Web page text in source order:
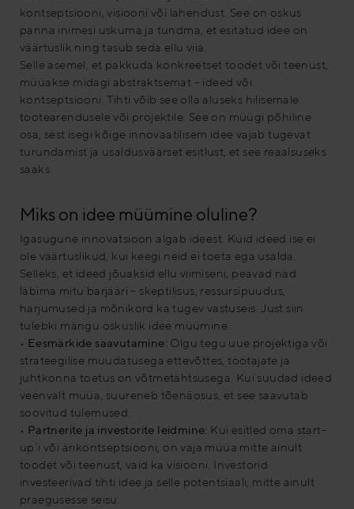
kontseptsiooni, visiooni või lahendust. See on oskus
panna inimesi uskuma ja tundma, et esitatud idee on
väärtuslik ning tasub seda ellu viia.
Selle asemel, et pakkuda konkreetset toodet või teenust,
müüakse midagi abstraktsemat – ideed või
kontseptsiooni. Tihti võib see olla aluseks hilisemale
tootearendusele või projektile. See on müügi põhiline
osa, sest isegi kõige innovaatilisem idee vajab tugevat
turundamist ja usaldusväärset esitlust, et see reaalsuseks
saaks.
Miks on idee müümine oluline?
Igasugune innovatsioon algab ideest. Kuid ideed ise ei
ole väärtuslikud, kui keegi neid ei toeta ega usalda.
Selleks, et ideed jõuaksid ellu viimiseni, peavad nad
läbima mitu barjääri – skeptilisus, ressursipuudus,
harjumused ja mõnikord ka tugev vastuseis. Just siin
tulebki mängu oskuslik idee müümine.
• Eesmärkide saavutamine: Olgu tegu uue projektiga või
strateegilise muudatusega ettevõttes, töötajate ja
juhtkonna toetus on võtmetähtsusega. Kui suudad ideed
veenvalt müüa, suureneb tõenäosus, et see saavutab
soovitud tulemused.
• Partnerite ja investorite leidmine: Kui esitled oma start-
up’i või ärikontseptsiooni, on vaja müüa mitte ainult
toodet või teenust, vaid ka visiooni. Investorid
investeerivad tihti idee ja selle potentsiaali, mitte ainult
praegusesse seisu.